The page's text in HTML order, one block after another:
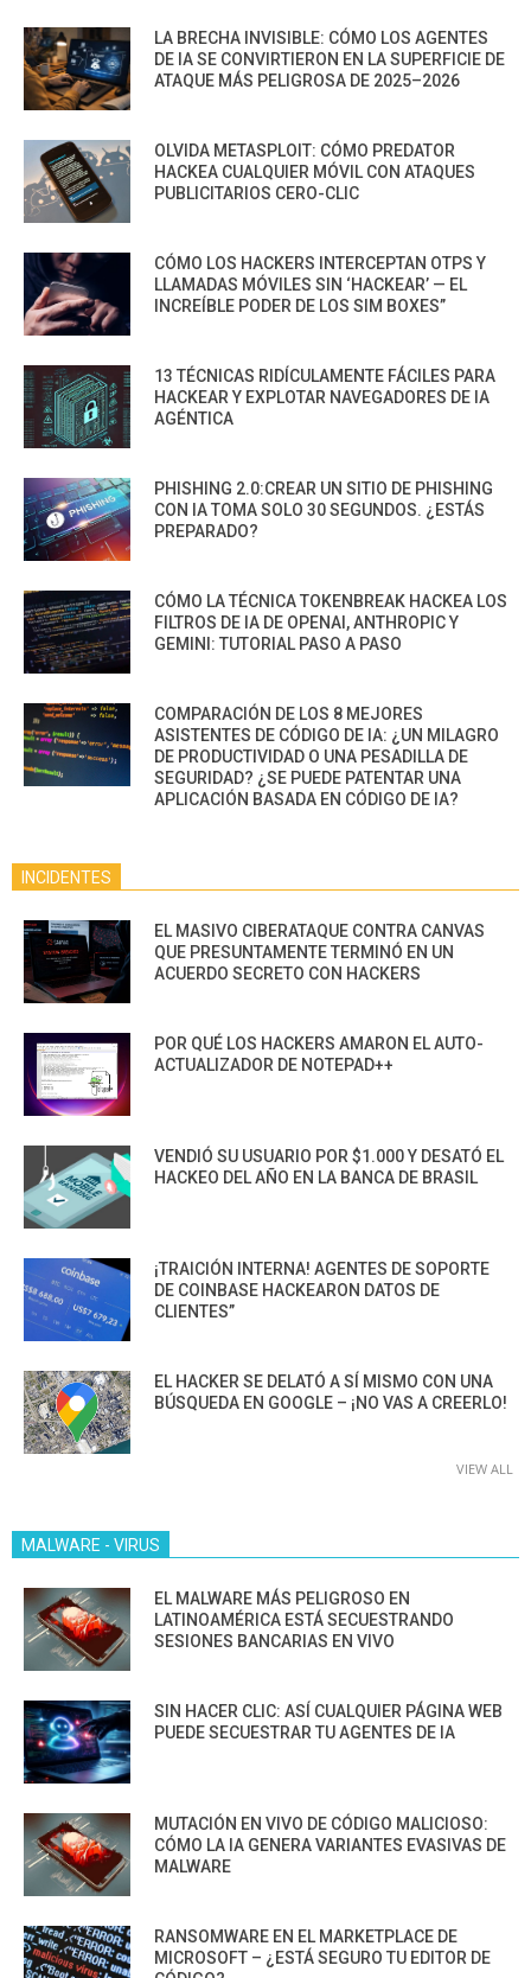
LA BRECHA INVISIBLE: CÓMO LOS AGENTES
DE IA SE CONVIRTIERON EN LA SUPERFICIE DE
ATAQUE MÁS PELIGROSA DE 2025–2026
OLVIDA METASPLOIT: CÓMO PREDATOR
HACKEA CUALQUIER MÓVIL CON ATAQUES
PUBLICITARIOS CERO-CLIC
CÓMO LOS HACKERS INTERCEPTAN OTPS Y
LLAMADAS MÓVILES SIN ‘HACKEAR’ — EL
INCREÍBLE PODER DE LOS SIM BOXES”
13 TÉCNICAS RIDÍCULAMENTE FÁCILES PARA
HACKEAR Y EXPLOTAR NAVEGADORES DE IA
AGÉNTICA
PHISHING 2.0:CREAR UN SITIO DE PHISHING
CON IA TOMA SOLO 30 SEGUNDOS. ¿ESTÁS
PREPARADO?
CÓMO LA TÉCNICA TOKENBREAK HACKEA LOS
FILTROS DE IA DE OPENAI, ANTHROPIC Y
GEMINI: TUTORIAL PASO A PASO
COMPARACIÓN DE LOS 8 MEJORES
ASISTENTES DE CÓDIGO DE IA: ¿UN MILAGRO
DE PRODUCTIVIDAD O UNA PESADILLA DE
SEGURIDAD? ¿SE PUEDE PATENTAR UNA
APLICACIÓN BASADA EN CÓDIGO DE IA?
INCIDENTES
EL MASIVO CIBERATAQUE CONTRA CANVAS
QUE PRESUNTAMENTE TERMINÓ EN UN
ACUERDO SECRETO CON HACKERS
POR QUÉ LOS HACKERS AMARON EL AUTO-
ACTUALIZADOR DE NOTEPAD++
VENDIÓ SU USUARIO POR $1.000 Y DESATÓ EL
HACKEO DEL AÑO EN LA BANCA DE BRASIL
¡TRAICIÓN INTERNA! AGENTES DE SOPORTE
DE COINBASE HACKEARON DATOS DE
CLIENTES”
EL HACKER SE DELATÓ A SÍ MISMO CON UNA
BÚSQUEDA EN GOOGLE – ¡NO VAS A CREERLO!
VIEW ALL
MALWARE - VIRUS
EL MALWARE MÁS PELIGROSO EN
LATINOAMÉRICA ESTÁ SECUESTRANDO
SESIONES BANCARIAS EN VIVO
SIN HACER CLIC: ASÍ CUALQUIER PÁGINA WEB
PUEDE SECUESTRAR TU AGENTES DE IA
MUTACIÓN EN VIVO DE CÓDIGO MALICIOSO:
CÓMO LA IA GENERA VARIANTES EVASIVAS DE
MALWARE
RANSOMWARE EN EL MARKETPLACE DE
MICROSOFT – ¿ESTÁ SEGURO TU EDITOR DE